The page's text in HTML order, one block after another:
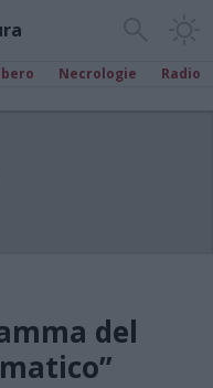
Necrologie Radio
del